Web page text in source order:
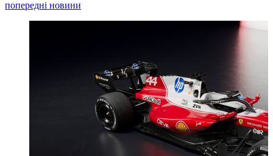
попередні новини